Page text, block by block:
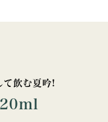
て飲む夏吟!